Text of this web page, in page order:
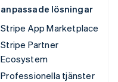
anpassade lösningar
Stripe App Marketplace
Stripe Partner
Ecosystem
Professionella tjänster